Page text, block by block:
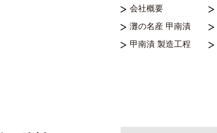
会社概要
灘の名産 甲南漬
甲南漬 製造工程